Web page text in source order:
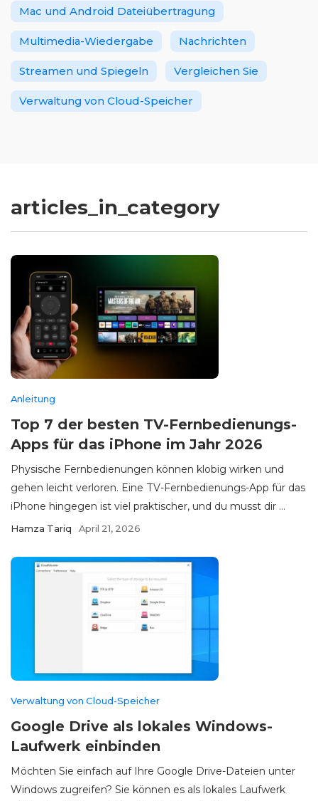
Mac und Android Dateiübertragung
Multimedia-Wiedergabe Nachrichten
Streamen und Spiegeln Vergleichen Sie
Verwaltung von Cloud-Speicher
articles_in_category
Anleitung
Top 7 der besten TV-Fernbedienungs-
Apps für das iPhone im Jahr 2026
Physische Fernbedienungen können klobig wirken und
gehen leicht verloren. Eine TV-Fernbedienungs-App für das
iPhone hingegen ist viel praktischer, und du musst dir ...
Hamza Tariq April 21, 2026
Verwaltung von Cloud-Speicher
Google Drive als lokales Windows-
Laufwerk einbinden
Möchten Sie einfach auf Ihre Google Drive-Dateien unter
Windows zugreifen? Sie können es als lokales Laufwerk